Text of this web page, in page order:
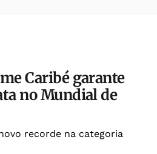
Caribé garante
no Mundial de
recorde na categoria